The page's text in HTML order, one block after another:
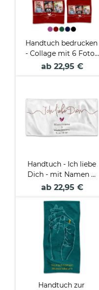
Handtuch bedrucken
- Collage mit 6 Fotos
und Text - in zwei
ab 22,95 €
Handtuch - Ich liebe
Dich - mit Namen &
Datum - in 2 Größen
ab 22,95 €
Handtuch zur